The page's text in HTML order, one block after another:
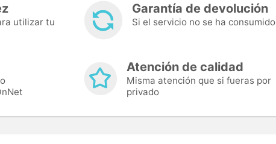
utilizar tu
Garantía de devolución
Si el servicio no se ha consumido
Atención de calidad
Misma atención que si fueras por
privado